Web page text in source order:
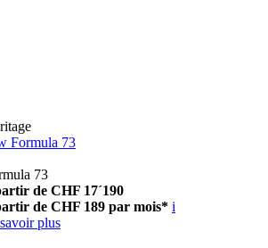
Formula 73
73
de CHF 17´190
de CHF 189 par mois* i
plus